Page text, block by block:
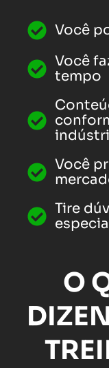
Você
Você
tempo
Você
Tire
O